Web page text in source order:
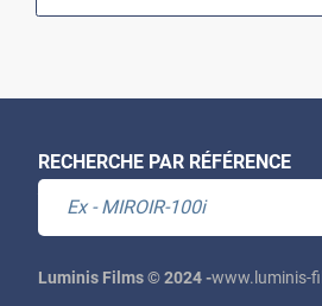
RECHERCHE PAR RÉFÉRENCE
Luminis Films © 2024 -www.luminis-